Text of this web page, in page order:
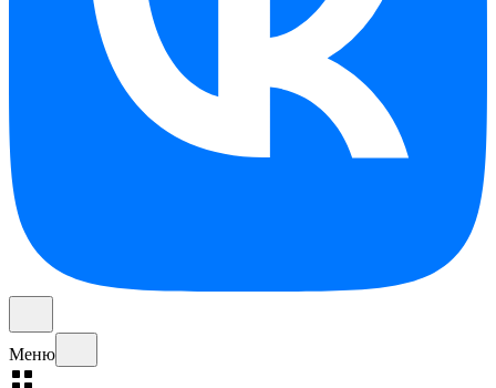
Меню